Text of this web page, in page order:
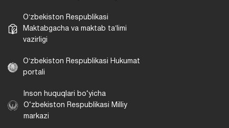
Oʻzbekiston Respublikasi
Maktabgacha va maktab taʼlimi
vazirligi
Oʻzbekiston Respublikasi Hukumat
portali
Inson huquqlari bo‘yicha
O‘zbekiston Respublikasi Milliy
markazi